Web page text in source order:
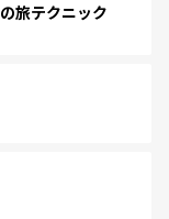
旅テクニック